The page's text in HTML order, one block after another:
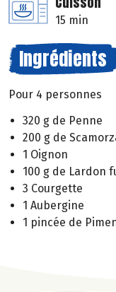
15 min
Ingrédients
Pour 4 personnes
320 g de Penne
200 g de
1 Oignon
100 g de Lardon
3 Courgette
1 Aubergine
1 pincée de